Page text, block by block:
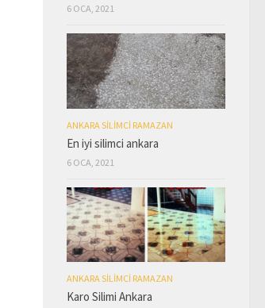
6 OCA, 2021
ANKARA SILIMCI RAMAZAN
En iyi silimci ankara
6 OCA, 2021
ANKARA SILIMCI RAMAZAN
Karo Silimi Ankara